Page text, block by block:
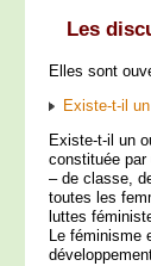
Les
Elles sont
Existe-t-il
Existe-t-il un
constituée
– de classe,
toutes les
luttes
Le féminisme